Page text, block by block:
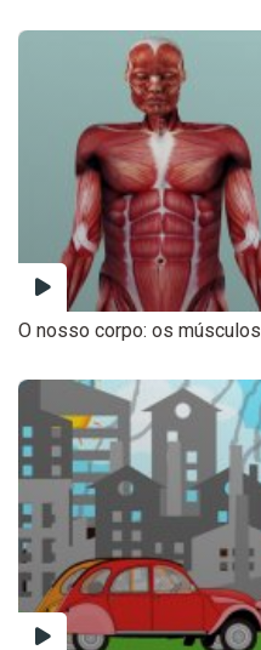
O nosso corpo: os músculos